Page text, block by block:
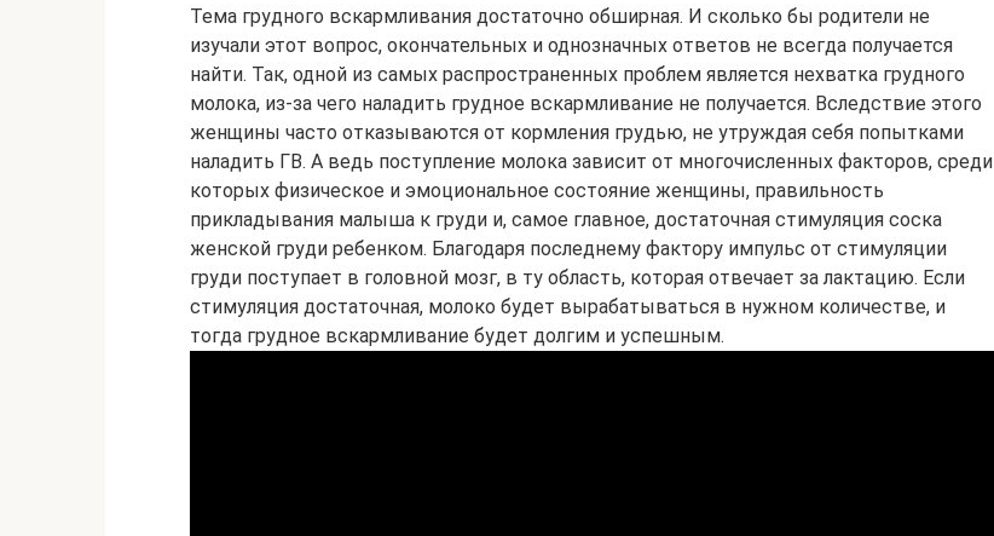
Тема грудного вскармливания достаточно обширная. И сколько бы родители не
изучали этот вопрос, окончательных и однозначных ответов не всегда получается
найти. Так, одной из самых распространенных проблем является нехватка грудного
молока, из-за чего наладить грудное вскармливание не получается. Вследствие этого
женщины часто отказываются от кормления грудью, не утруждая себя попытками
наладить ГВ. А ведь поступление молока зависит от многочисленных факторов, среди
которых физическое и эмоциональное состояние женщины, правильность
прикладывания малыша к груди и, самое главное, достаточная стимуляция соска
женской груди ребенком. Благодаря последнему фактору импульс от стимуляции
груди поступает в головной мозг, в ту область, которая отвечает за лактацию. Если
стимуляция достаточная, молоко будет вырабатываться в нужном количестве, и
тогда грудное вскармливание будет долгим и успешным.